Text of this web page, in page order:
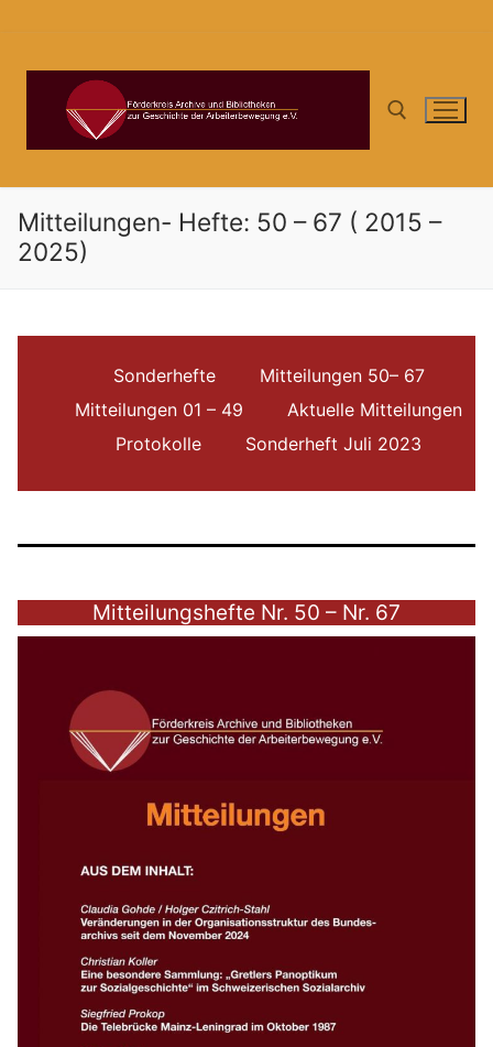
Inhalt
springen
Mitteilungen- Hefte: 50 – 67 ( 2015 –
2025)
Sonderhefte
Mitteilungen 50– 67
Mitteilungen 01 – 49
Aktuelle Mitteilungen
Protokolle
Sonderheft Juli 2023
Mitteilungshefte Nr. 50 – Nr. 67